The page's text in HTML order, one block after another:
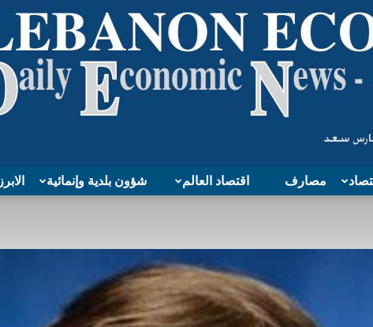
Economy
الابرز شؤون بلدية وإنمائية اقتصاد العالم مصارف